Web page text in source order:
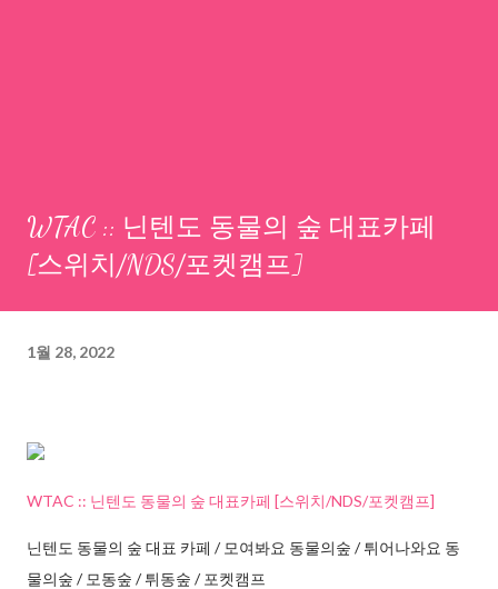
WTAC :: 닌텐도 동물의 숲 대표카페
[스위치/NDS/포켓캠프]
1월 28, 2022
WTAC :: 닌텐도 동물의 숲 대표카페 [스위치/NDS/포켓캠프]
닌텐도 동물의 숲 대표 카페 / 모여봐요 동물의숲 / 튀어나와요 동
물의숲 / 모동숲 / 튀동숲 / 포켓캠프